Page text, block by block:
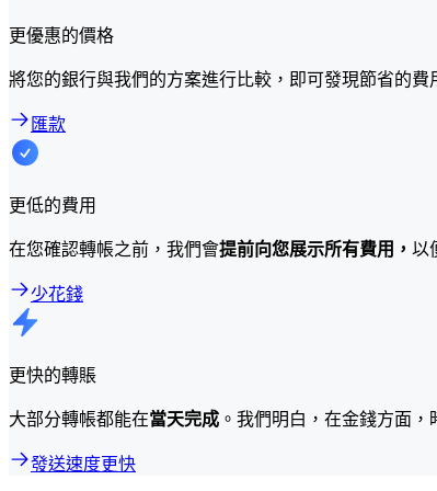
更優惠的價格
將您的銀行與我們的方案進行比較，即可發現節省的費
匯款
更低的費用
在您確認轉帳之前，我們會提前向您展示所有費用， 以
少花錢
更快的轉賬
大部分轉帳都能在當天完成 。我們明白，在金錢方面，
發送速度更快